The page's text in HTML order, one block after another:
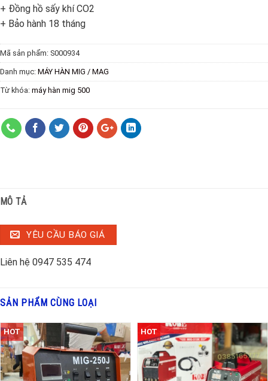
+ Đồng hồ sấy khí CO2
+ Bảo hành 18 tháng
Mã sản phẩm: S000934
Danh mục: MÁY HÀN MIG / MAG
Từ khóa: máy hàn mig 500
MÔ TẢ
YÊU CẦU BÁO GIÁ
Liên hệ 0947 535 474
SẢN PHẨM CÙNG LOẠI
HOT HOT